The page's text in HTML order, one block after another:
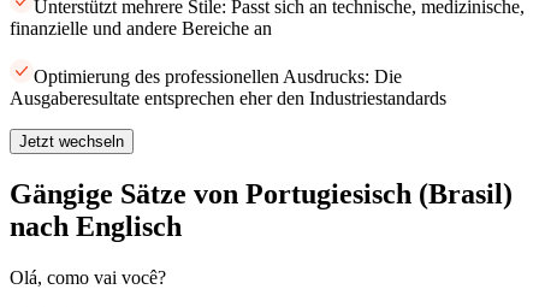
Unterstützt mehrere Stile: Passt sich an technische, medizinische,
finanzielle und andere Bereiche an
Optimierung des professionellen Ausdrucks: Die
Ausgaberesultate entsprechen eher den Industriestandards
Jetzt wechseln
Gängige Sätze von Portugiesisch (Brasil)
nach Englisch
Olá, como vai você?